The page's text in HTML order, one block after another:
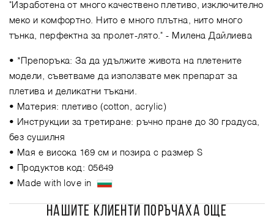
"Изработена от много качествено плетиво, изключително
меко и комфортно. Нито е много плътна, нито много
тънка, перфектна за пролет-лято." - Милена Дайлиева
• *Препоръка: За да удължите живота на плетените
модели, съветваме да използвате мек препарат за
плетива и деликатни тъкани.
• Материя: плетиво (cotton, acrylic)
• Инструкции за третиране: ръчно пране до 30 градуса,
без сушилня
• Мая е висока 169 см и позира с размер S
• Продуктов код: 05649
• Made with love in
НАШИТЕ КЛИЕНТИ ПОРЪЧАХА ОЩЕ